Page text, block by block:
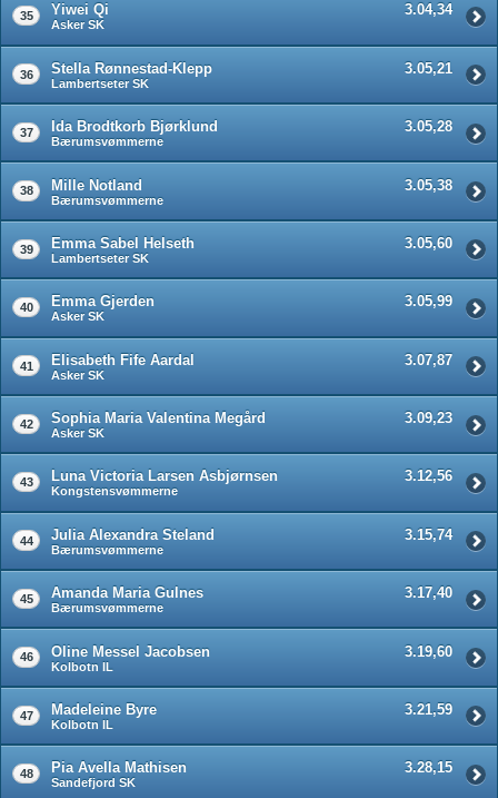
35 Yiwei Qi
Asker SK
3.04,34
36 Stella Rønnestad-Klepp
Lambertseter SK
3.05,21
37 Ida Brodtkorb Bjørklund
Bærumsvømmerne
3.05,28
38 Mille Notland
Bærumsvømmerne
3.05,38
39 Emma Sabel Helseth
Lambertseter SK
3.05,60
40 Emma Gjerden
Asker SK
3.05,99
41 Elisabeth Fife Aardal
Asker SK
3.07,87
42 Sophia Maria Valentina Megård
Asker SK
3.09,23
43 Luna Victoria Larsen Asbjørnsen
Kongstensvømmerne
3.12,56
44 Julia Alexandra Steland
Bærumsvømmerne
3.15,74
45 Amanda Maria Gulnes
Bærumsvømmerne
3.17,40
46 Oline Messel Jacobsen
Kolbotn IL
3.19,60
47 Madeleine Byre
Kolbotn IL
3.21,59
48 Pia Avella Mathisen
Sandefjord SK
3.28,15